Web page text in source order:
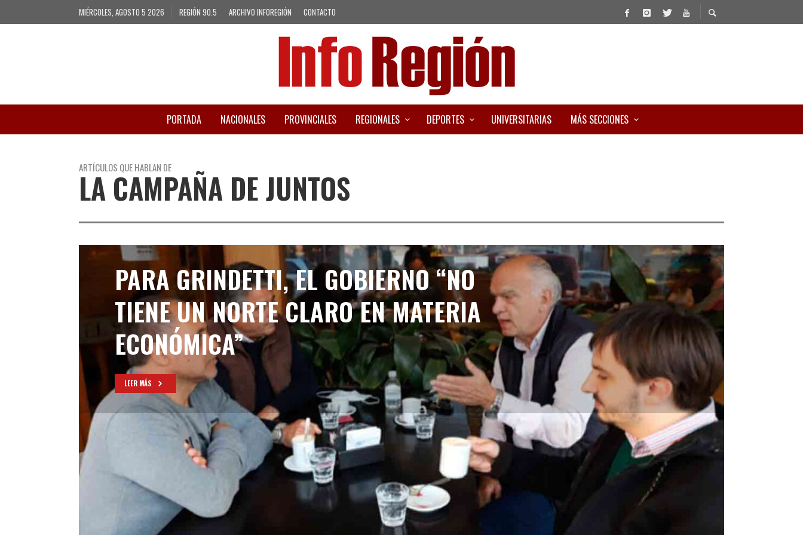
MIÉRCOLES, AGOSTO 5 2026 REGIÓN 90.5 ARCHIVO INFOREGIÓN CONTACTO
PORTADA NACIONALES PROVINCIALES REGIONALES DEPORTES UNIVERSITARIAS MÁS SECCIONES
ARTÍCULOS QUE HABLAN DE
LA CAMPAÑA DE JUNTOS
PARA GRINDETTI, EL GOBIERNO “NO
TIENE UN NORTE CLARO EN MATERIA
ECONÓMICA”
LEER MÁS